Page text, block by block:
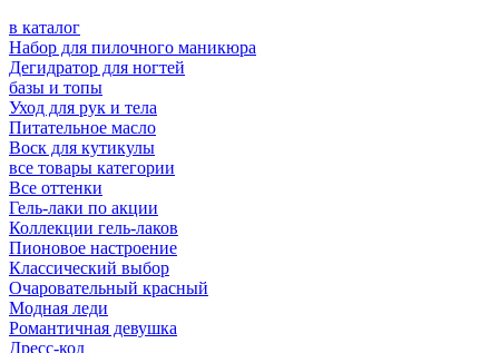
в каталог
Набор для пилочного маникюра
Дегидратор для ногтей
базы и топы
Уход для рук и тела
Питательное масло
Воск для кутикулы
все товары категории
Все оттенки
Гель-лаки по акции
Коллекции гель-лаков
Пионовое настроение
Классический выбор
Очаровательный красный
Модная леди
Романтичная девушка
Дресс-код